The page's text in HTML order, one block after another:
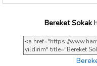
Bereket Sokak